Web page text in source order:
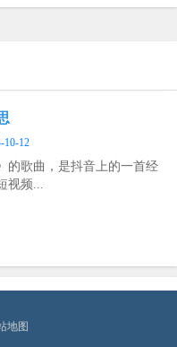
10-12
的歌曲，是抖音上的一首经
视频...
地图